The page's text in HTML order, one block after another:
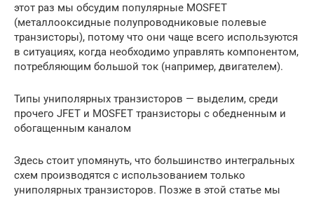
этот раз мы обсудим популярные MOSFET
(металлооксидные полупроводниковые полевые
транзисторы), потому что они чаще всего используются
в ситуациях, когда необходимо управлять компонентом,
потребляющим большой ток (например, двигателем).
Типы униполярных транзисторов — выделим, среди
прочего JFET и MOSFET транзисторы с обедненным и
обогащенным каналом
Здесь стоит упомянуть, что большинство интегральных
схем производятся с использованием только
униполярных транзисторов. Позже в этой статье мы